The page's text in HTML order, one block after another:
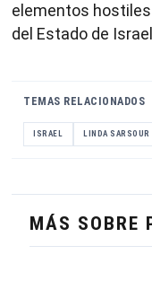
elementos
del Estado de
TEMAS RELACIONADOS
ISRAEL LINDA SARSOUR
MÁS SOBRE